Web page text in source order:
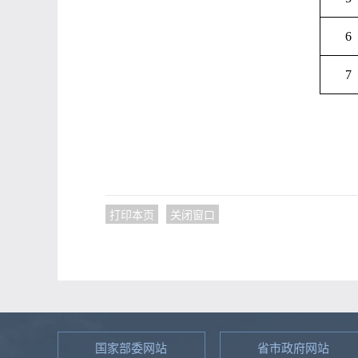
6
7
打印本页 关闭窗口
国家部委网站 省市政府网站